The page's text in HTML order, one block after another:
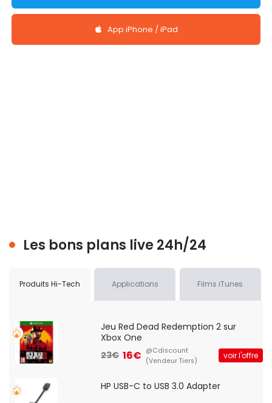
App iPhone / iPad
Les bons plans live 24h/24
Produits Hi-Tech Applications Films iTunes
Jeu Red Dead Redemption 2 sur
Xbox One
23€ 16€ @Cdiscount
(Vendeur Tiers)
voir l'offre
HP USB-C to USB 3.0 Adapter